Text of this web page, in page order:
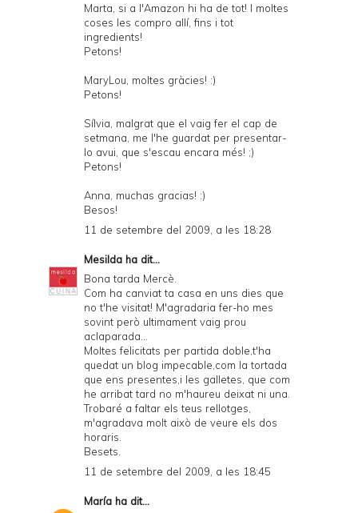
Marta, si a l'Amazon hi ha de tot! I moltes
coses les compro allí, fins i tot
ingredients!
Petons!
MaryLou, moltes gràcies! :)
Petons!
Sílvia, malgrat que el vaig fer el cap de
setmana, me l'he guardat per presentar-
lo avui, que s'escau encara més! ;)
Petons!
Anna, muchas gracias! :)
Besos!
11 de setembre del 2009, a les 18:28
Mesilda ha dit...
Bona tarda Mercè.
Com ha canviat ta casa en uns dies que
no t'he visitat! M'agradaria fer-ho mes
sovint però ultimament vaig prou
aclaparada...
Moltes felicitats per partida doble,t'ha
quedat un blog impecable,com la tortada
que ens presentes,i les galletes, que com
he arribat tard no m'haureu deixat ni una.
Trobaré a faltar els teus rellotges,
m'agradava molt això de veure els dos
horaris.
Besets.
11 de setembre del 2009, a les 18:45
María ha dit...